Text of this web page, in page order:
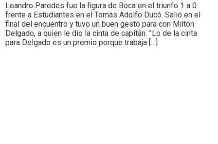
Leandro Paredes fue la figura de Boca en el triunfo 1 a 0
frente a Estudiantes en el Tomás Adolfo Ducó. Salió en el
final del encuentro y tuvo un buen gesto para con Milton
Delgado, a quien le dio la cinta de capitán. ”Lo de la cinta
para Delgado es un premio porque trabaja […]